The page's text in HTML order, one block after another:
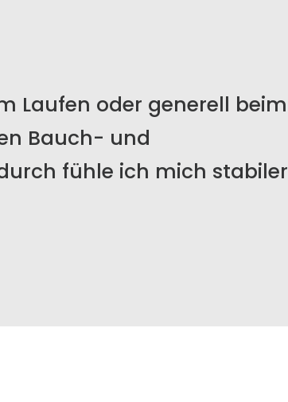
Laufen oder generell beim
Bauch- und
fühle ich mich stabiler